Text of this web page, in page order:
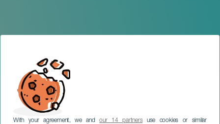
With your agreement, we andour 14 partnersuse cookies or similar